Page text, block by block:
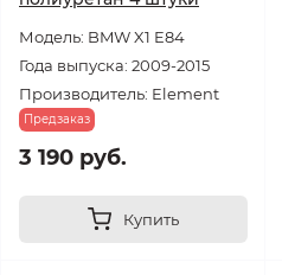
Модель: BMW X1 E84
Года выпуска: 2009-2015
Производитель: Element
Предзаказ
3 190 руб.
Купить